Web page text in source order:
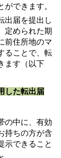
ができます。
出届を提出し
定められた期
前住所地のマ
ることで、転
ます（以下
した転出届
の中に、有効
持ちの方が含
示できること